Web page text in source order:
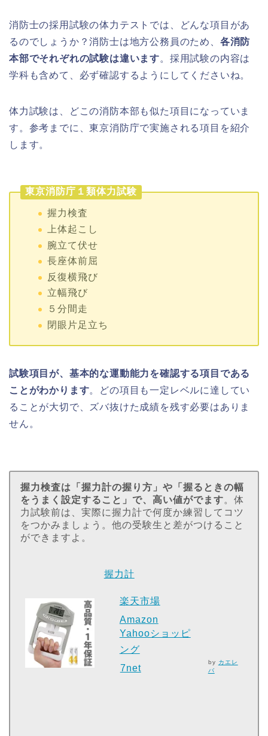
消防士の採用試験の体力テストでは、どんな項目があ
るのでしょうか？消防士は地方公務員のため、 各消防
本部でそれぞれの試験は違います。採用試験の内容は
学科も含めて、必ず確認するようにしてくださいね。
体力試験は、どこの消防本部も似た項目になっていま
す。参考までに、東京消防庁で実施される項目を紹介
します。
東京消防庁１類体力試験
握力検査
上体起こし
腕立て伏せ
長座体前屈
反復横飛び
立幅飛び
５分間走
閉眼片足立ち
試験項目が、基本的な運動能力を確認する項目である
ことがわかります。どの項目も一定レベルに達してい
ることが大切で、ズバ抜けた成績を残す必要はありま
せん。
握力検査は「握力計の握り方」や「握るときの幅
をうまく設定すること」で、高い値がでます。体
力試験前は、実際に握力計で何度か練習してコツ
をつかみましょう。他の受験生と差がつけること
ができますよ。
握力計
楽天市場
Amazon
Yahooショッピ
ング
7net
by カエレ
バ